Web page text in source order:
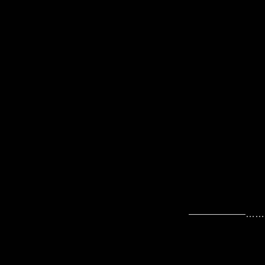
――――――……ブ